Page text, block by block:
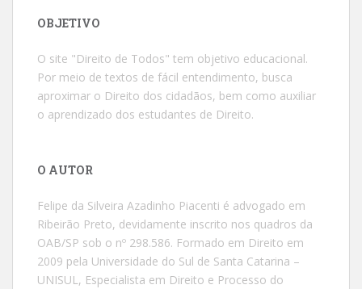
OBJETIVO
O site "Direito de Todos" tem objetivo educacional.
Por meio de textos de fácil entendimento, busca
aproximar o Direito dos cidadãos, bem como auxiliar
o aprendizado dos estudantes de Direito.
O AUTOR
Felipe da Silveira Azadinho Piacenti é advogado em
Ribeirão Preto, devidamente inscrito nos quadros da
OAB/SP sob o nº 298.586. Formado em Direito em
2009 pela Universidade do Sul de Santa Catarina –
UNISUL, Especialista em Direito e Processo do